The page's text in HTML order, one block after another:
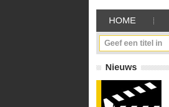
HOME
Nieuws